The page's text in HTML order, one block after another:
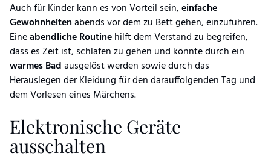
Auch für Kinder kann es von Vorteil sein,einfache
Gewohnheitenabends vor dem zu Bett gehen, einzuführen.
Eineabendliche Routinehilft dem Verstand zu begreifen,
dass es Zeit ist, schlafen zu gehen und könnte durch ein
warmes Badausgelöst werden sowie durch das
Herauslegen der Kleidung für den darauffolgenden Tag und
dem Vorlesen eines Märchens.
Elektronische Geräte
ausschalten